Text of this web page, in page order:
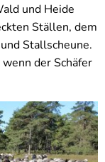
und Heide
Ställen, dem
Stallscheune.
der Schäfer